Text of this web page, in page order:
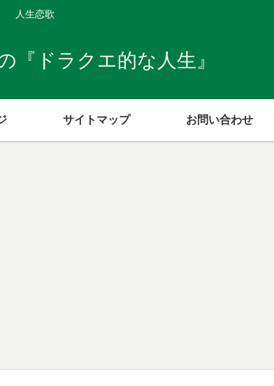
人生恋歌
『ドラクエ的な人生』
サイトマップ お問い合わせ